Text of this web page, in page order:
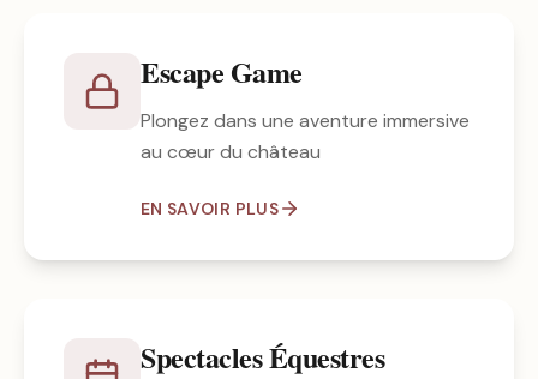
Escape Game
Plongez dans une aventure immersive
au cœur du château
EN SAVOIR PLUS
Spectacles Équestres